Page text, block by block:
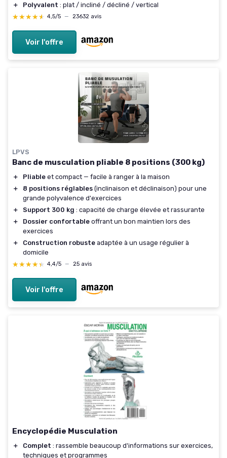
＋
Polyvalent : plat / incliné / décliné / vertical
★★★★★
★★★★★ 4,5/5 — 23632 avis
Voir l'offre
LPVS
Banc de musculation pliable 8 positions (300 kg)
＋ Pliable et compact — facile à ranger à la maison
＋
8 positions réglables (inclinaison et déclinaison) pour une
grande polyvalence d'exercices
＋
Support 300 kg : capacité de charge élevée et rassurante
＋
Dossier confortable offrant un bon maintien lors des
exercices
＋
Construction robuste adaptée à un usage régulier à
domicile
★★★★★
★★★★★ 4,4/5 — 25 avis
Voir l'offre
Encyclopédie Musculation
＋ Complet : rassemble beaucoup d'informations sur exercices,
techniques et programmes